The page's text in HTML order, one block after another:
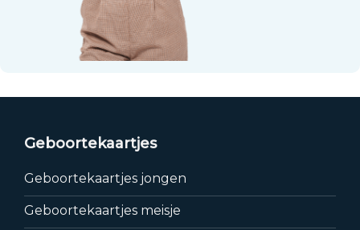
Geboortekaartjes
Geboortekaartjes jongen
Geboortekaartjes meisje